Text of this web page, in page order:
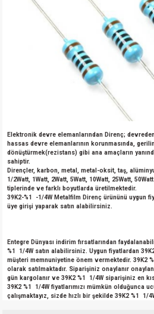
Elektronik devre elemanlarından Direnç;
hassas devre elemanlarının korunmasında,
dönüştürmek(rezistans) gibi ana amaçların
sahiptir.
Dirençler, karbon, metal, metal-oksit, taş,
1/2Watt, 1Watt, 2Watt, 5Watt, 10Watt, 25Watt,
tiplerinde ve farklı boyutlarda üretilmektedir.
39K2-%1 -1/4W Metalfilm Direnç ürününü uygun
üye girişi yaparak satın alabilirsiniz.
Entegre Dünyası indirim fırsatlarından
%1 1/4W satın alabilirsiniz. Uygun fiyatlardan
müşteri memnuniyetine önem vermektedir. 39K2
olarak satılmaktadır. Siparişiniz onaylanır
gün kargolanır ve 39K2 %1 1/4W siparişiniz en
39K2 %1 1/4W fiyatlarımızı mümkün olduğunca
çalışmaktayız, sizde hızlı bir şekilde 39K2 %1 1/